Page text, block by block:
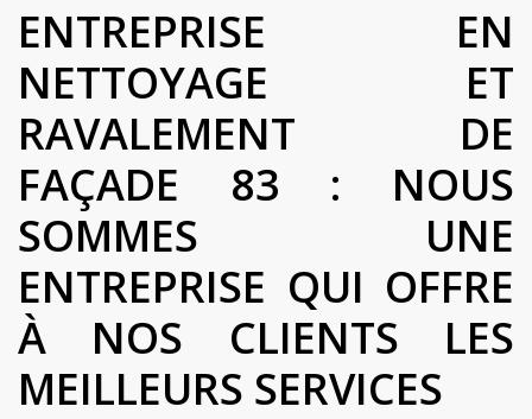
ENTREPRISE EN
NETTOYAGE ET
RAVALEMENT DE
FAÇADE 83 : NOUS
SOMMES UNE
ENTREPRISE QUI OFFRE
À NOS CLIENTS LES
MEILLEURS SERVICES